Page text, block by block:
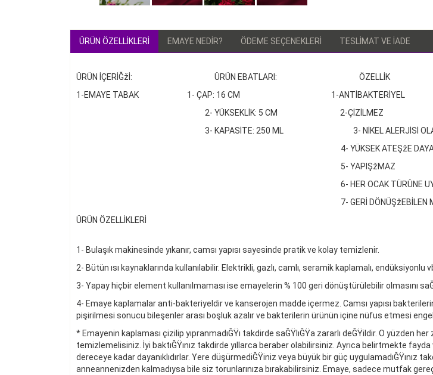
ÜRÜN ÖZELLIKLERI EMAYE NEDIR? ÖDEME SEÇENEKLERI TESLIMAT VE İADE
ÜRÜN İÇERİĞžİ: ÜRÜN EBATLARI: ÖZELLİK
1-EMAYE TABAK 1- ÇAP: 16 CM 1-ANTİBAKTERİYEL
2- YÜKSEKLİK: 5 CM 2-ÇİZİLMEZ
3- KAPASİTE: 250 ML 3- NİKEL ALERJİSİ OLANLAR
4- YÜKSEK ATEŞžE
5- YAPIŞžMAZ
6- HER OCAK TÜRÜNE
7- GERİ DÖNÜŞžEBİLEN
ÜRÜN ÖZELLİKLERİ
1- Bulaşık makinesinde yıkanır, camsı yapısı sayesinde pratik ve kolay temizlenir.
2- Bütün ısı kaynaklarında kullanılabilir. Elektrikli, gazlı, camlı, seramik kaplamalı,
3- Yapay hiçbir element kullanılmaması ise emayelerin % 100 geri dönüştürülebilir olmasını
4- Emaye kaplamalar anti-bakteriyeldir ve kanserojen madde içermez. Camsı yapısı
pişirilmesi sonucu bileşenler arası boşluk azalır ve bakterilerin ürünün içine nüfus etmesi
* Emayenin kaplaması çizilip yıpranmadıĞŸı takdirde saĞŸlıĞŸa zararlı deĞŸildir. O yüzden
temizlemelisiniz. İyi baktıĞŸınız takdirde yıllarca beraber olabilirsiniz. Ayrıca belirtmekte
dereceye kadar dayanıklıdırlar. Yere düşürmediĞŸiniz veya büyük bir güç uygulamadıĞŸınız
anneannenizden kalmadıysa bile siz torunlarınıza bırakabilirsiniz. Emaye, sadece mutfak